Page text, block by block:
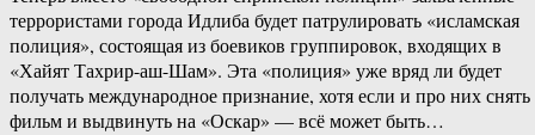
террористами города Идлиба будет патрулировать «исламская
полиция», состоящая из боевиков группировок, входящих в
«Хайят Тахрир-аш-Шам». Эта «полиция» уже вряд ли будет
получать международное признание, хотя если и про них снять
фильм и выдвинуть на «Оскар» — всё может быть…